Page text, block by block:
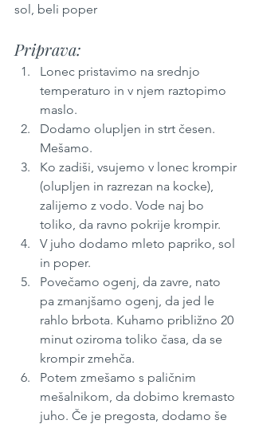
sol, beli poper
Priprava:
Lonec pristavimo na srednjo
temperaturo in v njem raztopimo
maslo.
Dodamo olupljen in strt česen.
Mešamo.
Ko zadiši, vsujemo v lonec krompir
(olupljen in razrezan na kocke),
zalijemo z vodo. Vode naj bo
toliko, da ravno pokrije krompir.
V juho dodamo mleto papriko, sol
in poper.
Povečamo ogenj, da zavre, nato
pa zmanjšamo ogenj, da jed le
rahlo brbota. Kuhamo približno 20
minut oziroma toliko časa, da se
krompir zmehča.
Potem zmešamo s paličnim
mešalnikom, da dobimo kremasto
juho. Če je pregosta, dodamo še